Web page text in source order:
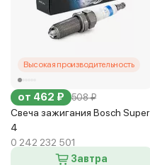
Высокая производительность
от 462 ₽ 508 ₽
Свеча зажигания Bosch Super
4
0 242 232 501
Завтра